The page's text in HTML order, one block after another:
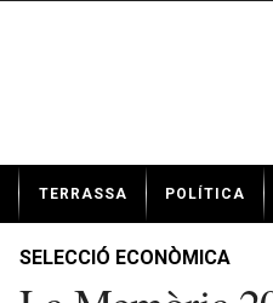
t
TERRASSA POLÍTICA
SELECCIÓ ECONÒMICA